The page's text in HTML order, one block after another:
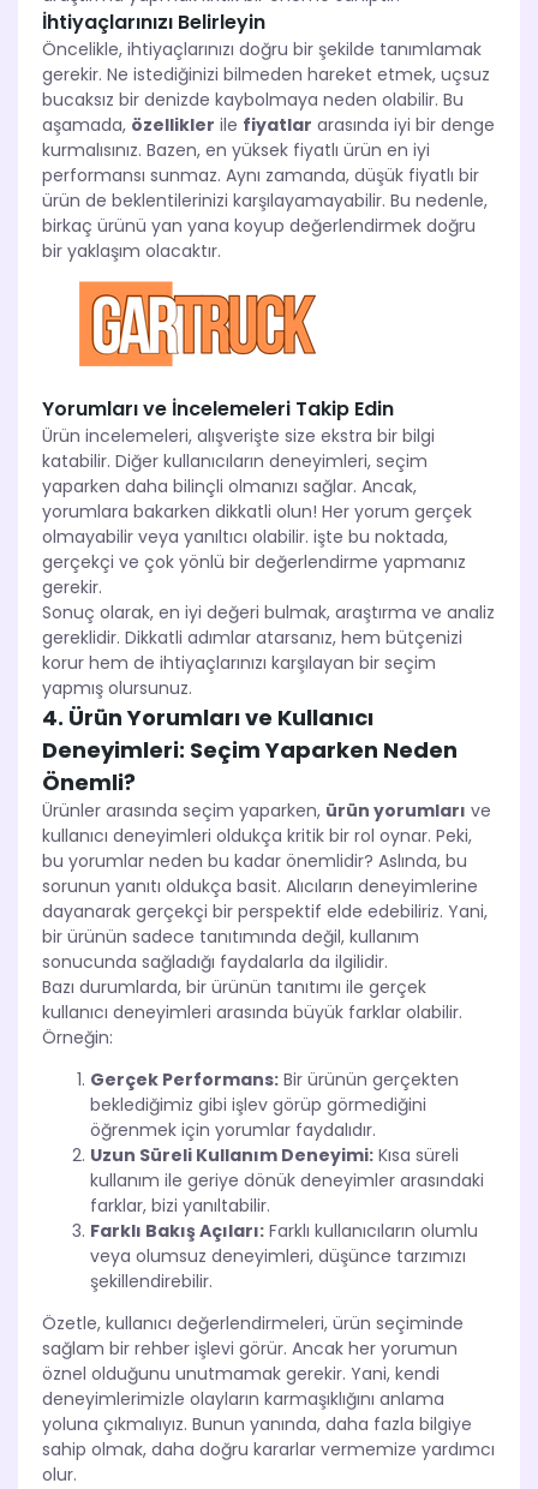
İhtiyaçlarınızı Belirleyin
Öncelikle, ihtiyaçlarınızı doğru bir şekilde tanımlamak
gerekir. Ne istediğinizi bilmeden hareket etmek, uçsuz
bucaksız bir denizde kaybolmaya neden olabilir. Bu
aşamada, özellikler ile fiyatlar arasında iyi bir denge
kurmalısınız. Bazen, en yüksek fiyatlı ürün en iyi
performansı sunmaz. Aynı zamanda, düşük fiyatlı bir
ürün de beklentilerinizi karşılayamayabilir. Bu nedenle,
birkaç ürünü yan yana koyup değerlendirmek doğru
bir yaklaşım olacaktır.
Yorumları ve İncelemeleri Takip Edin
Ürün incelemeleri, alışverişte size ekstra bir bilgi
katabilir. Diğer kullanıcıların deneyimleri, seçim
yaparken daha bilinçli olmanızı sağlar. Ancak,
yorumlara bakarken dikkatli olun! Her yorum gerçek
olmayabilir veya yanıltıcı olabilir. işte bu noktada,
gerçekçi ve çok yönlü bir değerlendirme yapmanız
gerekir.
Sonuç olarak, en iyi değeri bulmak, araştırma ve analiz
gereklidir. Dikkatli adımlar atarsanız, hem bütçenizi
korur hem de ihtiyaçlarınızı karşılayan bir seçim
yapmış olursunuz.
4. Ürün Yorumları ve Kullanıcı
Deneyimleri: Seçim Yaparken Neden
Önemli?
Ürünler arasında seçim yaparken, ürün yorumları ve
kullanıcı deneyimleri oldukça kritik bir rol oynar. Peki,
bu yorumlar neden bu kadar önemlidir? Aslında, bu
sorunun yanıtı oldukça basit. Alıcıların deneyimlerine
dayanarak gerçekçi bir perspektif elde edebiliriz. Yani,
bir ürünün sadece tanıtımında değil, kullanım
sonucunda sağladığı faydalarla da ilgilidir.
Bazı durumlarda, bir ürünün tanıtımı ile gerçek
kullanıcı deneyimleri arasında büyük farklar olabilir.
Örneğin:
Gerçek Performans: Bir ürünün gerçekten
beklediğimiz gibi işlev görüp görmediğini
öğrenmek için yorumlar faydalıdır.
Uzun Süreli Kullanım Deneyimi: Kısa süreli
kullanım ile geriye dönük deneyimler arasındaki
farklar, bizi yanıltabilir.
Farklı Bakış Açıları: Farklı kullanıcıların olumlu
veya olumsuz deneyimleri, düşünce tarzımızı
şekillendirebilir.
Özetle, kullanıcı değerlendirmeleri, ürün seçiminde
sağlam bir rehber işlevi görür. Ancak her yorumun
öznel olduğunu unutmamak gerekir. Yani, kendi
deneyimlerimizle olayların karmaşıklığını anlama
yoluna çıkmalıyız. Bunun yanında, daha fazla bilgiye
sahip olmak, daha doğru kararlar vermemize yardımcı
olur.